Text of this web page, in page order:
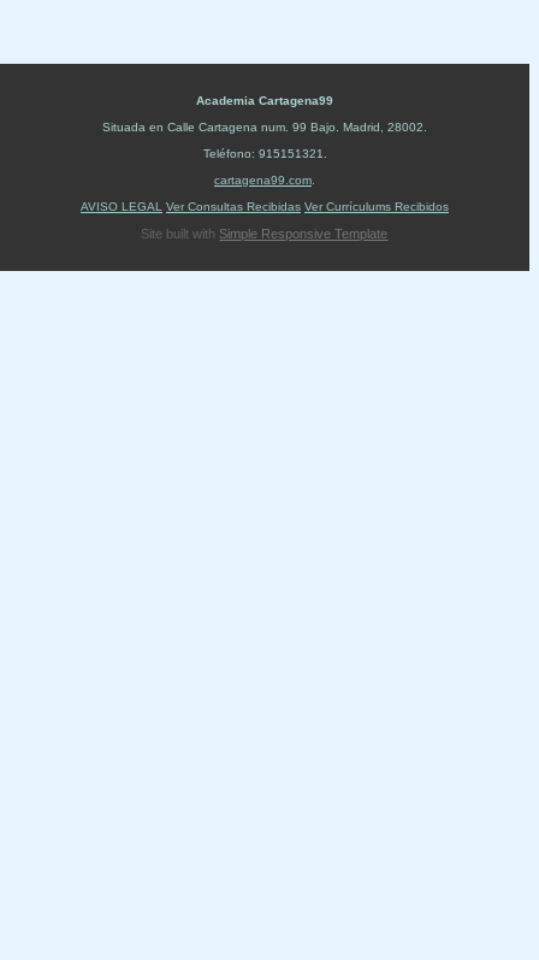
Academia Cartagena99
Situada en Calle Cartagena num. 99 Bajo Madrid 28002
Teléfono: 915151321
cartagena99.com
AVISO LEGAL
Ver Consultas Recibidas Ver Currículums Recibidos
Site built with Simple Responsive Template